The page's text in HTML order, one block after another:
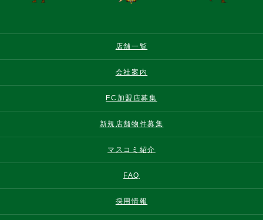
店舗一覧
会社案内
FC加盟店募集
新規店舗物件募集
マスコミ紹介
FAQ
採用情報